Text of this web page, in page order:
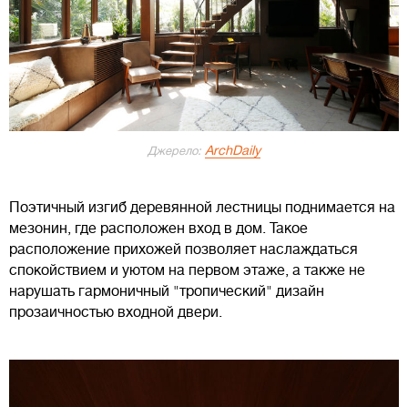
Джерело: ArchDaily
Поэтичный изгиб деревянной лестницы поднимается на
мезонин, где расположен вход в дом. Такое
расположение прихожей позволяет наслаждаться
спокойствием и уютом на первом этаже, а также не
нарушать гармоничный "тропический" дизайн
прозаичностью входной двери.